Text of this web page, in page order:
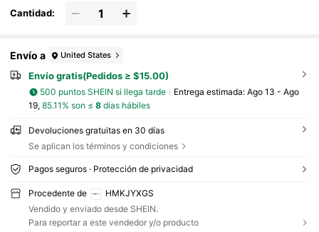
Cantidad:
Envío a United States
Envío gratis(Pedidos ≥ $15.00)
500 puntos SHEIN si llega tarde Entrega estimada: Ago 13 - Ago
19, 85.11% son ≤ 8días hábiles
Devoluciones gratuitas en 30 días
Se aplican los términos y condiciones
Pagos seguros · Protección de privacidad
Procedente de
HMKJYXGS
Vendido y enviado desde SHEIN.
Para reportar a este vendedor y/o producto